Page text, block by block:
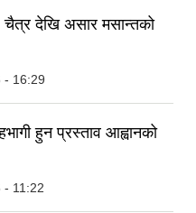
देखि असार मसान्तको
- 16:29
हुन प्रस्ताव आह्वानको
- 11:22